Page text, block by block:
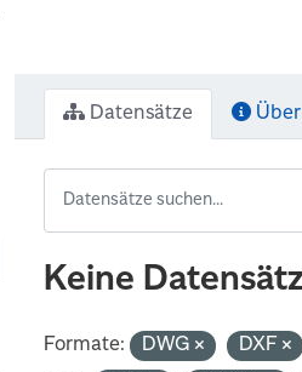
Datensätze
Keine
Formate: DWG DXF